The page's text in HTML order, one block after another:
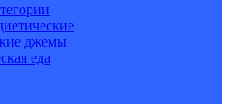
джемы
еда